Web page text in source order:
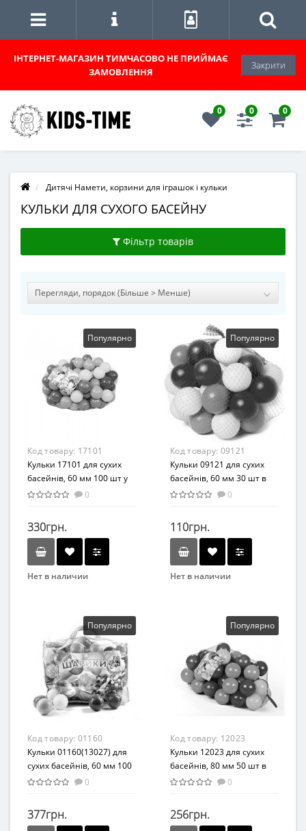
ІНТЕРНЕТ-МАГАЗИН ТИМЧАСОВО НЕ ПРИЙМАЄ
ЗАМОВЛЕННЯ
Закрити
0 0 0
Дитячі Намети, корзини для іграшок і кульки
КУЛЬКИ ДЛЯ СУХОГО БАСЕЙНУ
Фільтр товарів
Популярно
Код товару: 17101
Кульки 17101 для сухих
басейнів, 60 мм 100 шт у
сітці
0
330грн.
Нет в наличии
Популярно
Код товару: 09121
Кульки 09121 для сухих
басейнів, 60 мм 30 шт в
сітці
0
110грн.
Нет в наличии
Популярно
Код товару: 01160
Кульки 01160(13027) для
сухих басейнів, 60 мм 100
шт у сумці
0
377грн.
Популярно
Код товару: 12023
Кульки 12023 для сухих
басейнів, 80 мм 50 шт в
сітці
0
256грн.